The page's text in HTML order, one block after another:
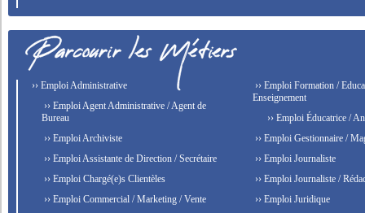
›› Emploi Administrative
›› Emploi Agent Administrative / Agent de
Bureau
›› Emploi Archiviste
›› Emploi Assistante de Direction / Secrétaire
›› Emploi Chargé(e)s Clientèles
›› Emploi Commercial / Marketing / Vente
›› Emploi Formation /
Enseignement
›› Emploi Éducatrice /
›› Emploi Gestionnaire /
›› Emploi Journaliste
›› Emploi Journaliste /
›› Emploi Juridique